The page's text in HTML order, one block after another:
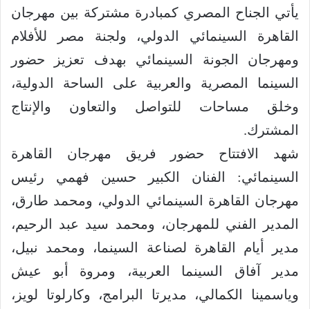
يأتي الجناح المصري كمبادرة مشتركة بين مهرجان
القاهرة السينمائي الدولي، ولجنة مصر للأفلام
ومهرجان الجونة السينمائي بهدف تعزيز حضور
السينما المصرية والعربية على الساحة الدولية،
وخلق مساحات للتواصل والتعاون والإنتاج
المشترك.
شهد الافتتاح حضور فريق مهرجان القاهرة
السينمائي: الفنان الكبير حسين فهمي رئيس
مهرجان القاهرة السينمائي الدولي، ومحمد طارق،
المدير الفني للمهرجان، ومحمد سيد عبد الرحيم،
مدير أيام القاهرة لصناعة السينما، ومحمد نبيل،
مدير آفاق السينما العربية، ومروة أبو عيش
وياسمينا الكمالي، مديرتا البرامج، وكارلوتا لويز،